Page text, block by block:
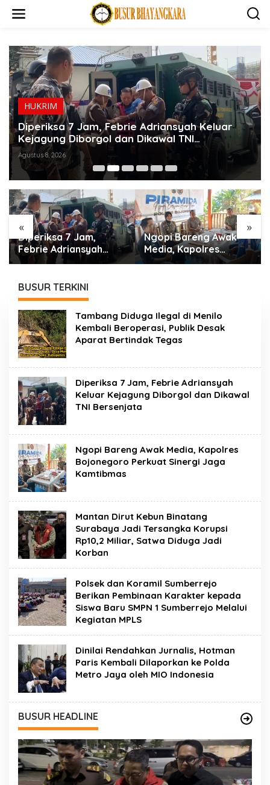
HUKRIM
Diperiksa 7 Jam, Febrie Adriansyah Keluar
Kejagung Diborgol dan Dikawal TNI
Bersenjata
Agustus 8, 2026
« »
Diperiksa 7 Jam,
Febrie Adriansyah
Keluar Kejagung
TNI Bersenjata
Ngopi Bareng Awak
Media, Kapolres
Bojonegoro Perkuat
BUSUR TERKINI
B
U
S
U
R
A
Y
A
N
G
R
A
.
C
O
Tambang Diduga Ilegal di Menilo
Kembali Beroperasi, Publik Desak
Aparat Bertindak Tegas
Diperiksa 7 Jam, Febrie Adriansyah
Keluar Kejagung Diborgol dan Dikawal
TNI Bersenjata
Ngopi Bareng Awak Media, Kapolres
Bojonegoro Perkuat Sinergi Jaga
Kamtibmas
Mantan Dirut Kebun Binatang
Surabaya Jadi Tersangka Korupsi
Rp10,2 Miliar, Satwa Diduga Jadi
Korban
Polsek dan Koramil Sumberrejo
Berikan Pembinaan Karakter kepada
Siswa Baru SMPN 1 Sumberrejo Melalui
Kegiatan MPLS
Dinilai Rendahkan Jurnalis, Hotman
Paris Kembali Dilaporkan ke Polda
Metro Jaya oleh MIO Indonesia
BUSUR HEADLINE